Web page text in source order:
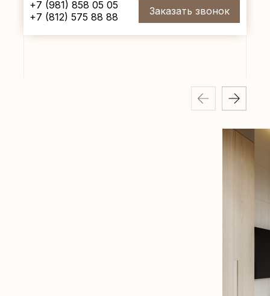
+7 (812) 575 88 88 Заказать звонок
+7 (981) 858 05 05